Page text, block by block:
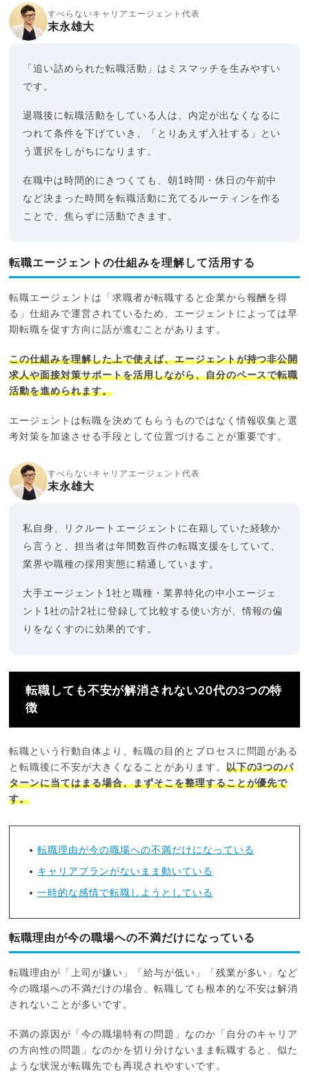
すべらないキャリアエージェント代表
末永雄大
「追い詰められた転職活動」はミスマッチを生みやすい
です。
退職後に転職活動をしている人は、内定が出なくなるに
つれて条件を下げていき、「とりあえず入社する」とい
う選択をしがちになります。
在職中は時間的にきつくても、朝1時間・休日の午前中
など決まった時間を転職活動に充てるルーティンを作る
ことで、焦らずに活動できます。
転職エージェントの仕組みを理解して活用する
転職エージェントは「求職者が転職すると企業から報酬を得
る」仕組みで運営されているため、エージェントによっては早
期転職を促す方向に話が進むことがあります。
この仕組みを理解した上で使えば、エージェントが持つ非公開
求人や面接対策サポートを活用しながら、自分のペースで転職
活動を進められます。
エージェントは転職を決めてもらうものではなく情報収集と選
考対策を加速させる手段として位置づけることが重要です。
すべらないキャリアエージェント代表
末永雄大
私自身、リクルートエージェントに在籍していた経験か
ら言うと、担当者は年間数百件の転職支援をしていて、
業界や職種の採用実態に精通しています。
大手エージェント1社と職種・業界特化の中小エージェ
ント1社の計2社に登録して比較する使い方が、情報の偏
りをなくすのに効果的です。
転職しても不安が解消されない20代の3つの特
徴
転職という行動自体より、転職の目的とプロセスに問題がある
と転職後に不安が大きくなることがあります。 以下の3つのパ
ターンに当てはまる場合、まずそこを整理することが優先で
す。
転職理由が今の職場への不満だけになっている
キャリアプランがないまま動いている
一時的な感情で転職しようとしている
転職理由が今の職場への不満だけになっている
転職理由が「上司が嫌い」「給与が低い」「残業が多い」など
今の職場への不満だけの場合、転職しても根本的な不安は解消
されないことが多いです。
不満の原因が「今の職場特有の問題」なのか「自分のキャリア
の方向性の問題」なのかを切り分けないまま転職すると、似た
ような状況が転職先でも再現されやすいです。